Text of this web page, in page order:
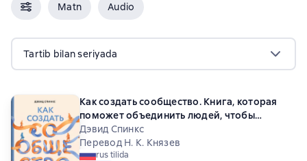
Matn Audio
Tartib bilan seriyada
Как создать сообщество. Книга, которая
поможет объединить людей, чтобы
влюбить их в ваш бренд, идею или
увлечение
Дэвид Спинкс
Перевод Н. К. Князев
rus tilida